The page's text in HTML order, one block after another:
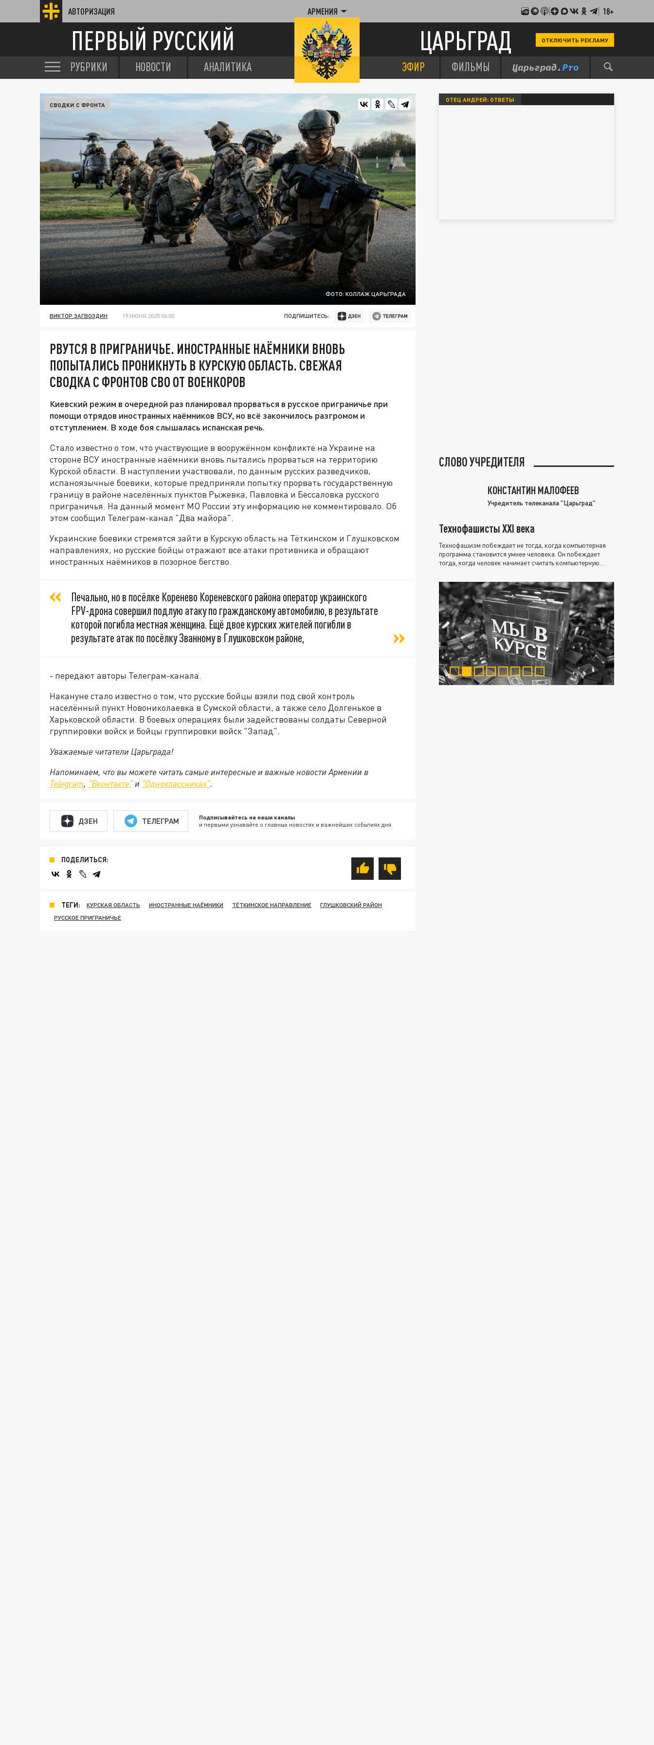
АВТОРИЗАЦИЯ АРМЕНИЯ 18+
ПЕРВЫЙ РУССКИЙ ЦАРЬГРАД ОТКЛЮЧИТЬ РЕКЛАМУ
РУБРИКИ НОВОСТИ АНАЛИТИКА ЭФИР ФИЛЬМЫ
ФОТО: КОЛЛАЖ ЦАРЬГРАДА
СВОДКИ С ФРОНТА
ВИКТОР ЗАГВОЗДИН 19 ИЮНЯ 2025 06:00 ПОДПИШИТЕСЬ:
РВУТСЯ В ПРИГРАНИЧЬЕ. ИНОСТРАННЫЕ НАЁМНИКИ ВНОВЬ
ПОПЫТАЛИСЬ ПРОНИКНУТЬ В КУРСКУЮ ОБЛАСТЬ. СВЕЖАЯ
СВОДКА С ФРОНТОВ СВО ОТ ВОЕНКОРОВ
Киевский режим в очередной раз планировал прорваться в русское приграничье при
помощи отрядов иностранных наёмников ВСУ, но всё закончилось разгромом и
отступлением. В ходе боя слышалась испанская речь.
Стало известно о том, что участвующие в вооружённом конфликте на Украине на
стороне ВСУ иностранные наёмники вновь пытались прорваться на территорию
Курской области. В наступлении участвовали, по данным русских разведчиков,
испаноязычные боевики, которые предприняли попытку прорвать государственную
границу в районе населённых пунктов Рыжевка, Павловка и Бессаловка русского
приграничья. На данный момент МО России эту информацию не комментировало. Об
этом сообщил Телеграм-канал "Два майора".
Украинские боевики стремятся зайти в Курскую область на Тёткинском и Глушковском
направлениях, но русские бойцы отражают все атаки противника и обращают
иностранных наёмников в позорное бегство.
Печально, но в посёлке Коренево Кореневского района оператор украинского
FPV-дрона совершил подлую атаку по гражданскому автомобилю, в результате
которой погибла местная женщина. Ещё двое курских жителей погибли в
результате атак по посёлку Званному в Глушковском районе,
- передают авторы Телеграм-канала.
Накануне стало известно о том, что русские бойцы взяли под свой контроль
населённый пункт Новониколаевка в Сумской области, а также село Долгенькое в
Харьковской области. В боевых операциях были задействованы солдаты Северной
группировки войск и бойцы группировки войск "Запад".
Уважаемые читатели Царьграда!
Напоминаем, что вы можете читать самые интересные и важные новости Армении в
Telegram, "Вконтакте"и "Одноклассниках".
ДЗЕН ТЕЛЕГРАМ Подписывайтесь на наши каналы
и первыми узнавайте о главных новостях и важнейших событиях дня.
ПОДЕЛИТЬСЯ:
ТЕГИ: КУРСКАЯ ОБЛАСТЬ ИНОСТРАННЫЕ НАЁМНИКИ ТЁТКИНСКОЕ НАПРАВЛЕНИЕ
ГЛУШКОВСКИЙ РАЙОН
РУССКОЕ ПРИГРАНИЧЬЕ
ОТЕЦ АНДРЕЙ: ОТВЕТЫ
СЛОВО УЧРЕДИТЕЛЯ
КОНСТАНТИН МАЛОФЕЕВ
Учредитель телеканала "Царьград"
Технофашисты XXI века
Технофашизм побеждает не тогда, когда компьютерная
программа становится умнее человека. Он побеждает
тогда, когда человек начинает считать компьютерную